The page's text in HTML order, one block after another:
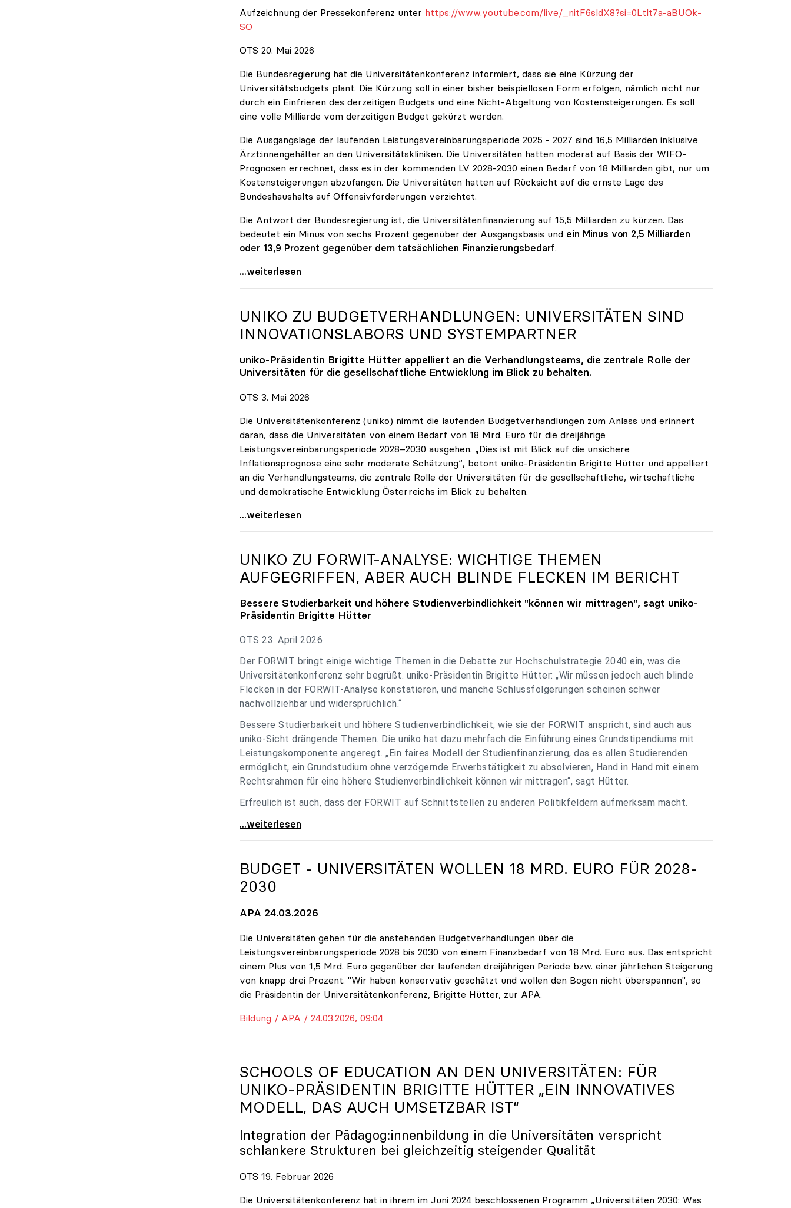
Aufzeichnung der Pressekonferenz unter https://www.youtube.com/live/_nitF6sldX8?si=0Ltlt7a-aBUOk-
SO
OTS 20. Mai 2026
Die Bundesregierung hat die Universitätenkonferenz informiert, dass sie eine Kürzung der
Universitätsbudgets plant. Die Kürzung soll in einer bisher beispiellosen Form erfolgen, nämlich nicht nur
durch ein Einfrieren des derzeitigen Budgets und eine Nicht-Abgeltung von Kostensteigerungen. Es soll
eine volle Milliarde vom derzeitigen Budget gekürzt werden.
Die Ausgangslage der laufenden Leistungsvereinbarungsperiode 2025 - 2027 sind 16,5 Milliarden inklusive
Ärzt:innengehälter an den Universitätskliniken. Die Universitäten hatten moderat auf Basis der WIFO-
Prognosen errechnet, dass es in der kommenden LV 2028-2030 einen Bedarf von 18 Milliarden gibt, nur um
Kostensteigerungen abzufangen. Die Universitäten hatten auf Rücksicht auf die ernste Lage des
Bundeshaushalts auf Offensivforderungen verzichtet.
Die Antwort der Bundesregierung ist, die Universitätenfinanzierung auf 15,5 Milliarden zu kürzen. Das
bedeutet ein Minus von sechs Prozent gegenüber der Ausgangsbasis und ein Minus von 2,5 Milliarden
oder 13,9 Prozent gegenüber dem tatsächlichen Finanzierungsbedarf.
\"Österreich ist für die heimischen Universitäten
...weiterlesen
UNIKO ZU BUDGETVERHANDLUNGEN: UNIVERSITÄTEN SIND
INNOVATIONSLABORS UND SYSTEMPARTNER
uniko-Präsidentin Brigitte Hütter appelliert an die Verhandlungsteams, die zentrale Rolle der
Universitäten für die gesellschaftliche Entwicklung im Blick zu behalten.
OTS 3. Mai 2026
Die Universitätenkonferenz (uniko) nimmt die laufenden Budgetverhandlungen zum Anlass und erinnert
daran, dass die Universitäten von einem Bedarf von 18 Mrd. Euro für die dreijährige
Leistungsvereinbarungsperiode 2028–2030 ausgehen. „Dies ist mit Blick auf die unsichere
Inflationsprognose eine sehr moderate Schätzung“, betont uniko-Präsidentin Brigitte Hütter und appelliert
an die Verhandlungsteams, die zentrale Rolle der Universitäten für die gesellschaftliche, wirtschaftliche
und demokratische Entwicklung Österreichs im Blick zu behalten.
uniko zu Budgetverhandlungen: Universitäten sind
...weiterlesen
UNIKO ZU FORWIT-ANALYSE: WICHTIGE THEMEN
AUFGEGRIFFEN, ABER AUCH BLINDE FLECKEN IM BERICHT
Bessere Studierbarkeit und höhere Studienverbindlichkeit "können wir mittragen", sagt uniko-
Präsidentin Brigitte Hütter
OTS 23. April 2026
Der FORWIT bringt einige wichtige Themen in die Debatte zur Hochschulstrategie 2040 ein, was die
Universitätenkonferenz sehr begrüßt. uniko-Präsidentin Brigitte Hütter: „Wir müssen jedoch auch blinde
Flecken in der FORWIT-Analyse konstatieren, und manche Schlussfolgerungen scheinen schwer
nachvollziehbar und widersprüchlich.“
Bessere Studierbarkeit und höhere Studienverbindlichkeit, wie sie der FORWIT anspricht, sind auch aus
uniko-Sicht drängende Themen. Die uniko hat dazu mehrfach die Einführung eines Grundstipendiums mit
Leistungskomponente angeregt. „Ein faires Modell der Studienfinanzierung, das es allen Studierenden
ermöglicht, ein Grundstudium ohne verzögernde Erwerbstätigkeit zu absolvieren, Hand in Hand mit einem
Rechtsrahmen für eine höhere Studienverbindlichkeit können wir mittragen“, sagt Hütter.
Erfreulich ist auch, dass der FORWIT auf Schnittstellen zu anderen Politikfeldern aufmerksam macht.
uniko zu FORWIT-Analyse: Wichtige Themen
...weiterlesen
BUDGET - UNIVERSITÄTEN WOLLEN 18 MRD. EURO FÜR 2028-
2030
APA 24.03.2026
Die Universitäten gehen für die anstehenden Budgetverhandlungen über die
Leistungsvereinbarungsperiode 2028 bis 2030 von einem Finanzbedarf von 18 Mrd. Euro aus. Das entspricht
einem Plus von 1,5 Mrd. Euro gegenüber der laufenden dreijährigen Periode bzw. einer jährlichen Steigerung
von knapp drei Prozent. "Wir haben konservativ geschätzt und wollen den Bogen nicht überspannen", so
die Präsidentin der Universitätenkonferenz, Brigitte Hütter, zur APA.
Bildung / APA / 24.03.2026, 09:04
SCHOOLS OF EDUCATION AN DEN UNIVERSITÄTEN: FÜR
UNIKO-PRÄSIDENTIN BRIGITTE HÜTTER „EIN INNOVATIVES
MODELL, DAS AUCH UMSETZBAR IST“
Integration der Pädagog:innenbildung in die Universitäten verspricht
schlankere Strukturen bei gleichzeitig steigender Qualität
OTS 19. Februar 2026
Die Universitätenkonferenz hat in ihrem im Juni 2024 beschlossenen Programm „Universitäten 2030: Was